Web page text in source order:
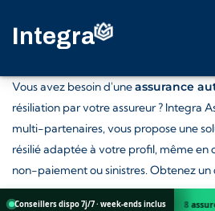
Vous avez besoin d'uneassurance
résiliation par votre assureur ? Integra
multi-partenaires, vous propose une
résilié adaptée à votre profil, même en
non-paiement ou sinistres. Obtenez un
Conseillers dispo 7j/7 · week-ends inclus
n°25 002 890 8 assureurs